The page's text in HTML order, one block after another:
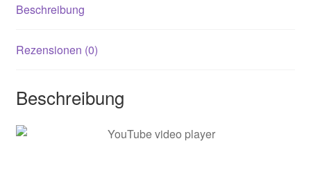
Beschreibung
Rezensionen (0)
Beschreibung